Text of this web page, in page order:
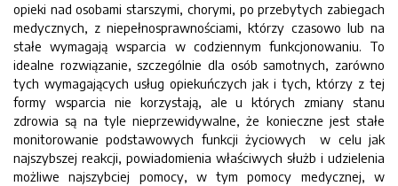
opieki nad osobami starszymi, chorymi, po przebytych zabiegach
medycznych, z niepełnosprawnościami, którzy czasowo lub na
stałe wymagają wsparcia w codziennym funkcjonowaniu. To
idealne rozwiązanie, szczególnie dla osób samotnych, zarówno
tych wymagających usług opiekuńczych jak i tych, którzy z tej
formy wsparcia nie korzystają, ale u których zmiany stanu
zdrowia są na tyle nieprzewidywalne, że konieczne jest stałe
monitorowanie podstawowych funkcji życiowych w celu jak
najszybszej reakcji, powiadomienia właściwych służb i udzielenia
możliwe najszybciej pomocy, w tym pomocy medycznej, w